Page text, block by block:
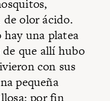
olor ácido.
una platea
que allí hubo
con sus
pequeña
por fin